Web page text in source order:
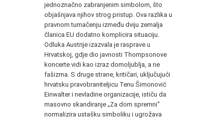
jednoznačno zabranjenim simbolom, što
objašnjava njihov strog pristup. Ova razlika u
pravnom tumačenju između dviju zemalja
članica EU dodatno komplicira situaciju.
Odluka Austrije izazvala je rasprave u
Hrvatskoj, gdje dio javnosti Thompsonove
koncerte vidi kao izraz domoljublja, a ne
fašizma. S druge strane, kritičari, uključujući
hrvatsku pravobraniteljicu Tenu Šimonović
Einwalter i nevladine organizacije, ističu da
masovno skandiranje „Za dom spremni“
normalizira ustašku simboliku i ugrožava